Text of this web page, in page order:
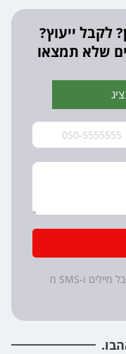
לקבל ייעוץ?
שלא תמצאו
בלחיצה על כפתור שלח אני מסכים לקבל מיילים ו-SMS מ